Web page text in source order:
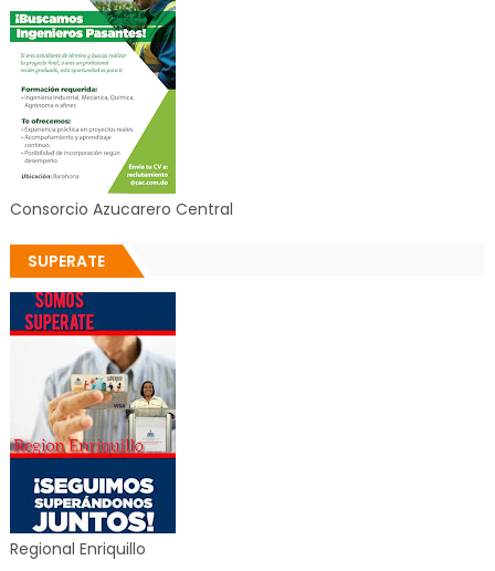
Consorcio Azucarero Central
SUPERATE
Regional Enriquillo